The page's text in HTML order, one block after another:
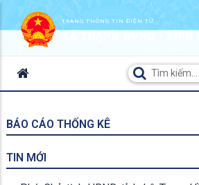
TRANG THÔNG TIN ĐIỆN TỬ
BÁO CÁO THỐNG KÊ
TIN MỚI